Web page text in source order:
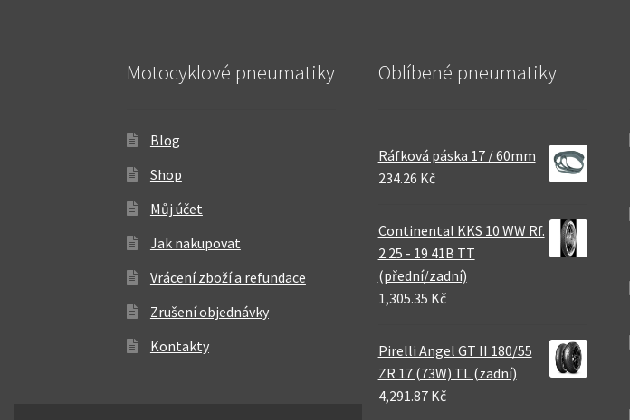
Motocyklové pneumatiky
Blog
Shop
Můj účet
Jak nakupovat
Vrácení zboží a refundace
Zrušení objednávky
Kontakty
Oblíbené pneumatiky
Ráfková páska 17 / 60mm
234.26 Kč
Continental KKS 10 WW Rf.
2.25 - 19 41B TT
(přední/zadní)
1,305.35 Kč
Pirelli Angel GT II 180/55
ZR 17 (73W) TL (zadní)
4,291.87 Kč